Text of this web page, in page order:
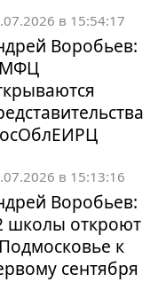
в 15:54:17
Воробьев:
в 15:13:16
Воробьев:
школы откроют
к
сентября